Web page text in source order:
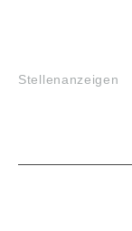
Stellenanzeigen